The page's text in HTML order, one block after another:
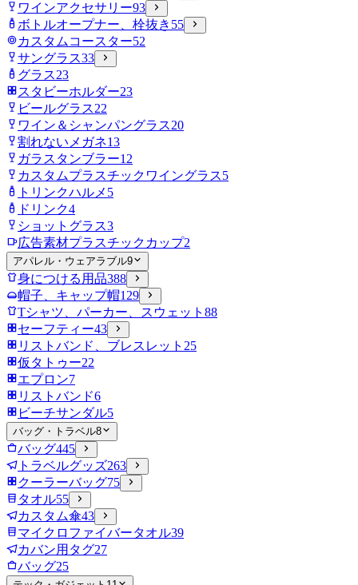
ワインアクセサリー93
ボトルオープナー、栓抜き 55
カスタムコースター52
サングラス33
グラス23
スタビーホルダー23
ビールグラス22
ワイン＆シャンパングラス20
割れないメガネ13
ガラスタンブラー12
カスタムプラスチックワイングラス5
トリンクハルメ 5
ドリンク4
ショットグラス3
広告素材プラスチックカップ2
アパレル・ウェアラブル9
身につける用品388
帽子、キャップ帽129
Tシャツ、パーカー、スウェット 88
セーフティー43
リストバンド、ブレスレット 25
仮タトゥー22
エプロン7
リストバンド6
ビーチサンダル5
バッグ・トラベル8
バッグ445
トラベルグッズ263
クーラーバッグ75
タオル55
カスタム傘43
マイクロファイバータオル39
カバン用タグ27
バッグ25